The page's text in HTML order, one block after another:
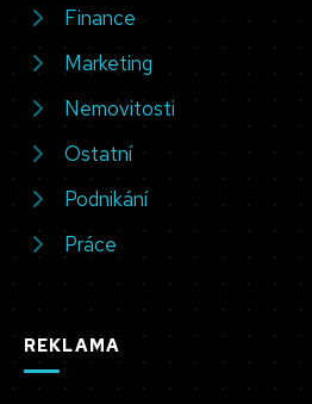
Finance
Marketing
Nemovitosti
Ostatní
Podnikání
Práce
REKLAMA